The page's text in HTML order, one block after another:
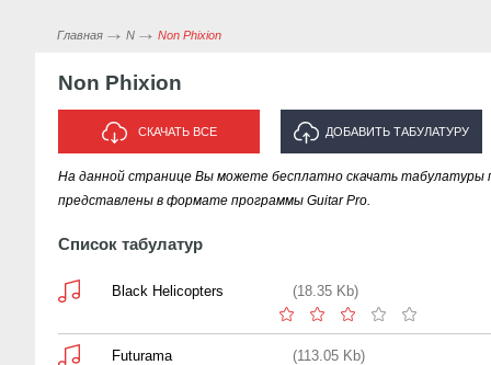
Главная N Non Phixion
Non Phixion
СКАЧАТЬ ВСЕ ДОБАВИТЬ ТАБУЛАТУРУ
ИСПОЛНИТЕЛЯ "NON PHIXION"
На данной странице Вы можете бесплатно скачать табулатуры
представлены в формате программы Guitar Pro.
Список табулатур
Black Helicopters (18.35 Kb)
Futurama (113.05 Kb)